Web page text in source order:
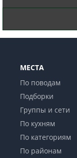
МЕСТА
По поводам
Подборки
Группы и сети
По кухням
По категориям
По районам